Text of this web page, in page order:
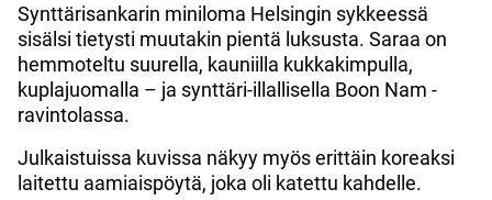
Synttärisankarin miniloma Helsingin sykkeessä
sisälsi tietysti muutakin pientä luksusta. Saraa on
hemmoteltu suurella, kauniilla kukkakimpulla,
kuplajuomalla – ja synttäri-illallisella Boon Nam -
ravintolassa.
Julkaistuissa kuvissa näkyy myös erittäin koreaksi
laitettu aamiaispöytä, joka oli katettu kahdelle.